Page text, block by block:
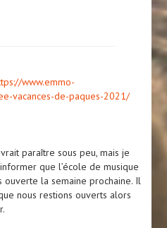
www.emmo-
vacances-de-paques-2021/
paraître sous peu, mais je
que l’école de musique
ouverte la semaine prochaine. Il
nous restions ouverts alors